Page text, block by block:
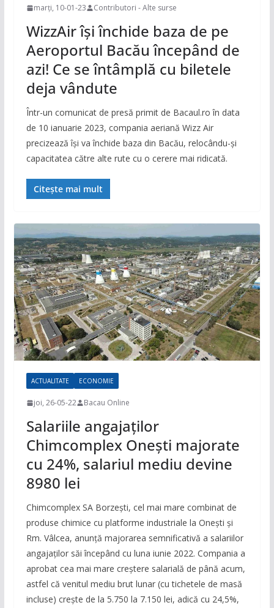
marți, 10-01-23 Contributori - Alte surse
WizzAir își închide baza de pe
Aeroportul Bacău începând de
azi! Ce se întâmplă cu biletele
deja vândute
Într-un comunicat de presă primit de Bacaul.ro în data
de 10 ianuarie 2023, compania aeriană Wizz Air
precizează își va închide baza din Bacău, relocându-și
capacitatea către alte rute cu o cerere mai ridicată.
Citește mai mult
ACTUALITATE ECONOMIE
joi, 26-05-22 Bacau Online
Salariile angajaților
Chimcomplex Onești majorate
cu 24%, salariul mediu devine
8980 lei
Chimcomplex SA Borzești, cel mai mare combinat de
produse chimice cu platforme industriale la Onești și
Rm. Vâlcea, anunță majorarea semnificativă a salariilor
angajaților săi începând cu luna iunie 2022. Compania a
aprobat cea mai mare creștere salarială de până acum,
astfel că venitul mediu brut lunar (cu tichetele de masă
incluse) crește de la 5.750 la 7.150 lei, adică cu 24,5%,